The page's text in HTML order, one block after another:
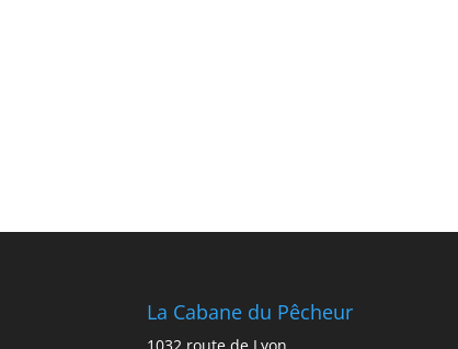
La Cabane du Pêcheur